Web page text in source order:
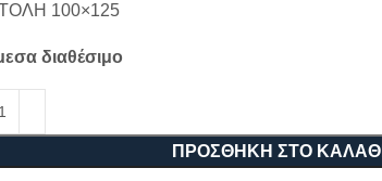
100×125
διαθέσιμο
ΠΡΟΣΘΉΚΗ ΣΤΟ ΚΑΛΆΘΙ